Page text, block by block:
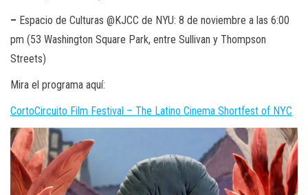
– Espacio de Culturas @KJCC de NYU: 8 de noviembre a las 6:00
pm (53 Washington Square Park, entre Sullivan y Thompson
Streets)
Mira el programa aquí:
CortoCircuito Film Festival – The Latino Cinema Shortfest of NYC